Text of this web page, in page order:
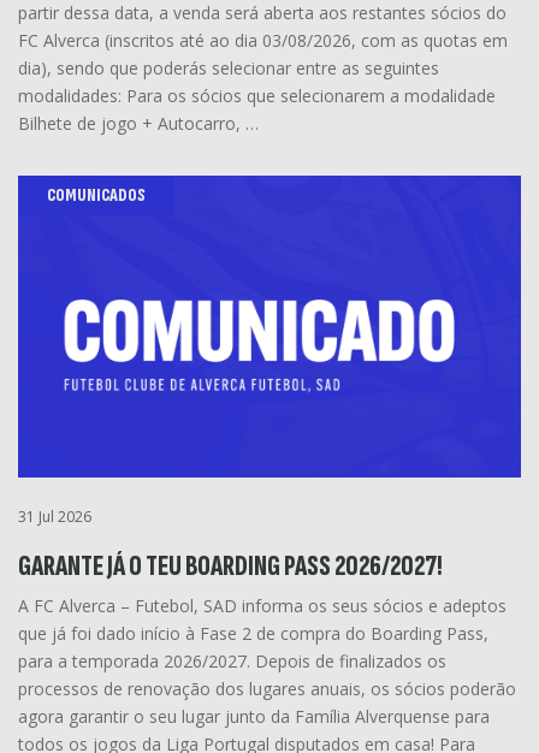
partir dessa data, a venda será aberta aos restantes sócios do
FC Alverca (inscritos até ao dia 03/08/2026, com as quotas em
dia), sendo que poderás selecionar entre as seguintes
modalidades: Para os sócios que selecionarem a modalidade
Bilhete de jogo + Autocarro, …
COMUNICADOS
31 Jul 2026
GARANTE JÁ O TEU BOARDING PASS 2026/2027!
A FC Alverca – Futebol, SAD informa os seus sócios e adeptos
que já foi dado início à Fase 2 de compra do Boarding Pass,
para a temporada 2026/2027. Depois de finalizados os
processos de renovação dos lugares anuais, os sócios poderão
agora garantir o seu lugar junto da Família Alverquense para
todos os jogos da Liga Portugal disputados em casa! Para